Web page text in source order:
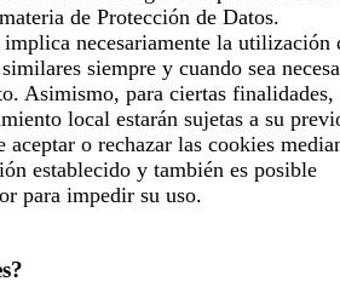
de Protección de Datos.
necesariamente la utilización
siempre y cuando sea
Asimismo, para ciertas finalidades,
local estarán sujetas a su
aceptar o rechazar las cookies
establecido y también es posible
para impedir su uso.